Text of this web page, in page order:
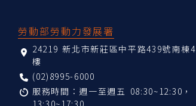
勞動部勞動力發展署
24219 新北市新莊區中平路439號南棟4
樓
(02)8995-6000
服務時間：週一至週五 08:30~12:30，
13:30~17:30